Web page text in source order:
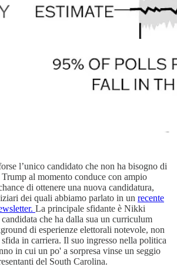
l’unico candidato che non ha bisogno di
al momento conduce con ampio
di ottenere una nuova candidatura,
dei quali abbiamo parlato in un recente
La principale sfidante è Nikki
che ha dalla sua un curriculum
di esperienze elettorali notevole, non
in carriera. Il suo ingresso nella politica
in cui un po' a sorpresa vinse un seggio
del South Carolina.